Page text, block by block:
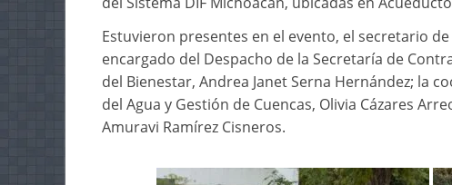
Estuvieron presentes en el evento, el secretario
encargado del Despacho de la Secretaría de
del Bienestar, Andrea Janet Serna Hernández; la
del Agua y Gestión de Cuencas, Olivia Cázares
Amuravi Ramírez Cisneros.